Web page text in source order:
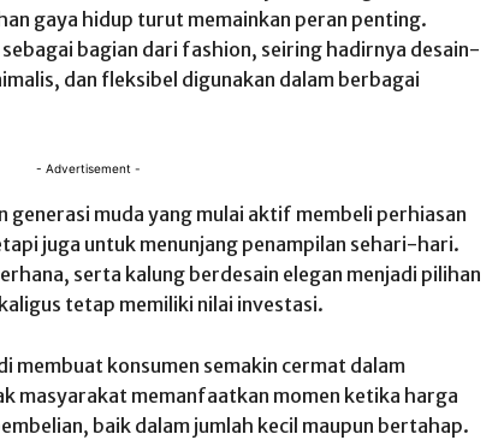
gaya hidup turut memainkan peran penting.
bagian dari fashion, seiring hadirnya desain-
dan fleksibel digunakan dalam berbagai
- Advertisement -
generasi muda yang mulai aktif membeli perhiasan
juga untuk menunjang penampilan sehari-hari.
serta kalung berdesain elegan menjadi pilihan
tetap memiliki nilai investasi.
membuat konsumen semakin cermat dalam
masyarakat memanfaatkan momen ketika harga
baik dalam jumlah kecil maupun bertahap.